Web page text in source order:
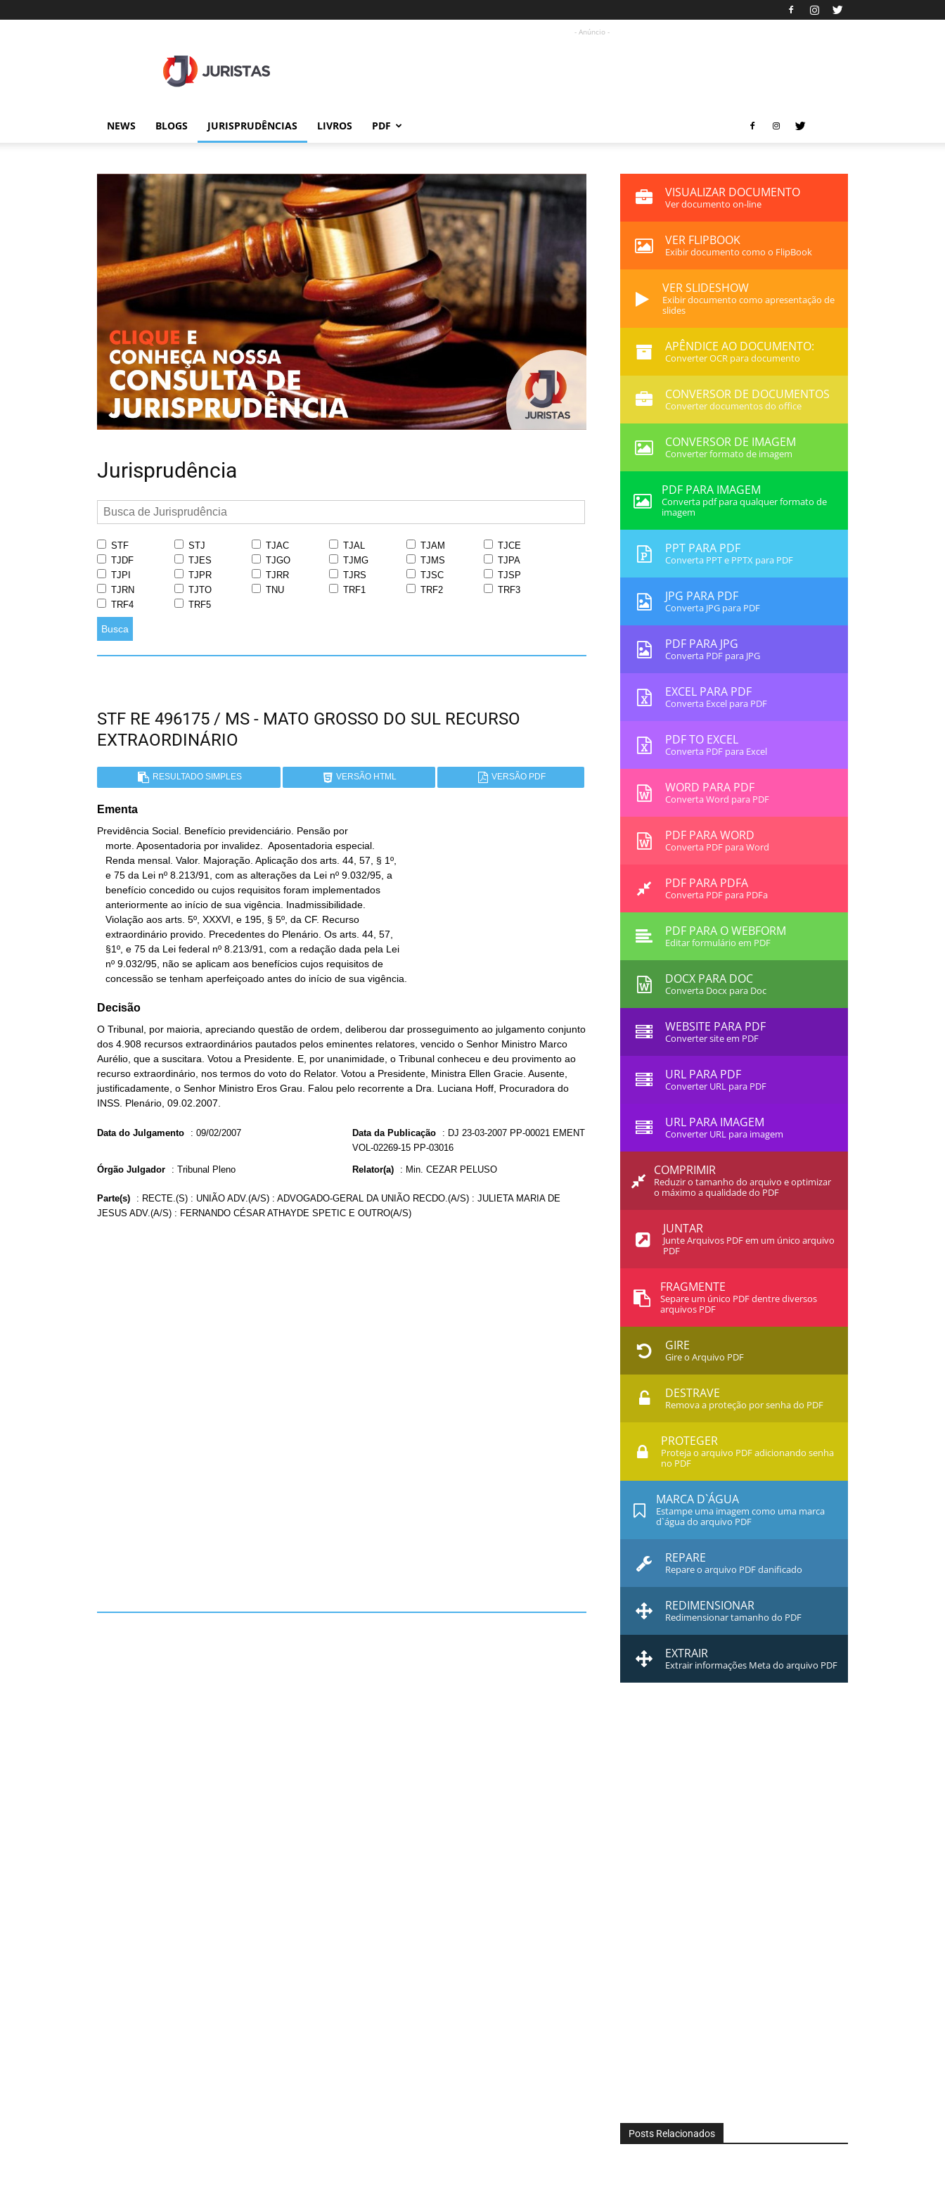
- Anúncio -
NEWS BLOGS JURISPRUDÊNCIAS LIVROS PDF
Jurisprudência
STF STJ TJAC TJAL TJAM
TJCE
TJDF
TJES TJGO TJMG TJMS
TJPA
TJPI
TJPR TJRR TJRS TJSC
TJSP
TJRN
TJTO TNU TRF1 TRF2
TRF3
TRF4
TRF5
Busca
STF RE 496175 / MS - MATO GROSSO DO SUL RECURSO
EXTRAORDINÁRIO
RESULTADO SIMPLES VERSÃO HTML VERSÃO PDF
Ementa
Previdência Social. Benefício previdenciário. Pensão por
   concessão se tenham aperfeiçoado antes do início de sua vigência.
Decisão
O Tribunal, por maioria, apreciando questão de ordem, deliberou dar prosseguimento ao julgamento conjunto
dos 4.908 recursos extraordinários pautados pelos eminentes relatores, vencido o Senhor Ministro Marco
Aurélio, que a suscitara. Votou a Presidente. E, por unanimidade, o Tribunal conheceu e deu provimento ao
recurso extraordinário, nos termos do voto do Relator. Votou a Presidente, Ministra Ellen Gracie. Ausente,
justificadamente, o Senhor Ministro Eros Grau. Falou pelo recorrente a Dra. Luciana Hoff, Procuradora do
INSS. Plenário, 09.02.2007.
Data do Julgamento : 09/02/2007 Data da Publicação : DJ 23-03-2007 PP-00021 EMENT
VOL-02269-15 PP-03016
Órgão Julgador : Tribunal Pleno Relator(a) : Min. CEZAR PELUSO
Parte(s) : RECTE.(S) : UNIÃO ADV.(A/S) : ADVOGADO-GERAL DA UNIÃO RECDO.(A/S) : JULIETA MARIA DE
JESUS ADV.(A/S) : FERNANDO CÉSAR ATHAYDE SPETIC E OUTRO(A/S)
VISUALIZAR DOCUMENTO
Ver documento on-line
VER FLIPBOOK
Exibir documento como o FlipBook
VER SLIDESHOW
Exibir documento como apresentação de
slides
APÊNDICE AO DOCUMENTO:
Converter OCR para documento
CONVERSOR DE DOCUMENTOS
Converter documentos do office
CONVERSOR DE IMAGEM
Converter formato de imagem
PDF PARA IMAGEM
Converta pdf para qualquer formato de
imagem
PPT PARA PDF
Converta PPT e PPTX para PDF
JPG PARA PDF
Converta JPG para PDF
PDF PARA JPG
Converta PDF para JPG
EXCEL PARA PDF
Converta Excel para PDF
PDF TO EXCEL
Converta PDF para Excel
WORD PARA PDF
Converta Word para PDF
PDF PARA WORD
Converta PDF para Word
PDF PARA PDFA
Converta PDF para PDFa
PDF PARA O WEBFORM
Editar formulário em PDF
DOCX PARA DOC
Converta Docx para Doc
WEBSITE PARA PDF
Converter site em PDF
URL PARA PDF
Converter URL para PDF
URL PARA IMAGEM
Converter URL para imagem
COMPRIMIR
Reduzir o tamanho do arquivo e optimizar
o máximo a qualidade do PDF
JUNTAR
Junte Arquivos PDF em um único arquivo
PDF
FRAGMENTE
Separe um único PDF dentre diversos
arquivos PDF
GIRE
Gire o Arquivo PDF
DESTRAVE
Remova a proteção por senha do PDF
PROTEGER
Proteja o arquivo PDF adicionando senha
no PDF
MARCA D`ÁGUA
Estampe uma imagem como uma marca
d`água do arquivo PDF
REPARE
Repare o arquivo PDF danificado
REDIMENSIONAR
Redimensionar tamanho do PDF
EXTRAIR
Extrair informações Meta do arquivo PDF
Posts Relacionados